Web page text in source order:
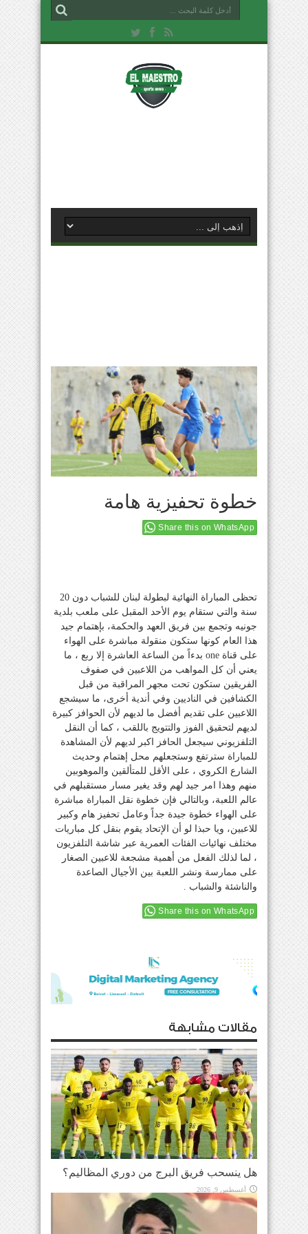
خطوة تحفيزية هامة
Share this on WhatsApp
تحظى المباراة النهائية لبطولة لبنان للشباب دون 20
سنة والتي ستقام يوم الأحد المقبل على ملعب بلدية
جونيه وتجمع بين فريق العهد والحكمة، بإهتمام جيد
هذا العام كونها ستكون منقولة مباشرة على الهواء
على قناة one بدءاً من الساعة العاشرة إلا ربع ، ما
يعني أن كل المواهب من اللاعبين في صفوف
الفريقين ستكون تحت مجهر المراقبة من قبل
الكشافين في الناديين وفي أندية أخرى، ما سيشجع
اللاعبين على تقديم أفضل ما لديهم لأن الحوافز كبيرة
لديهم لتحقيق الفوز والتتويج باللقب ، كما أن النقل
التلفزيوني سيجعل الحافز اكبر لديهم لأن المشاهدة
للمباراة سترتفع وستجعلهم محل إهتمام وحديث
الشارع الكروي ، على الأقل للمتألقين والموهوبين
منهم وهذا امر جيد لهم وقد يغير مسار مستقبلهم في
عالم اللعبة، وبالتالي فإن خطوة نقل المباراة مباشرة
على الهواء خطوة جيدة جداً وعامل تحفيز هام وكبير
للاعبين، ويا حبذا لو أن الإتحاد يقوم بنقل كل مباريات
مختلف نهائيات الفئات العمرية عبر شاشة التلفزيون
، لما لذلك الفعل من أهمية مشجعة للاعبين الصغار
على ممارسة ونشر اللعبة بين الأجيال الصاعدة
والناشئة والشباب .
Share this on WhatsApp
مقالات مشابهة
هل ينسحب فريق البرج من دوري المظاليم؟
أغسطس 9, 2026